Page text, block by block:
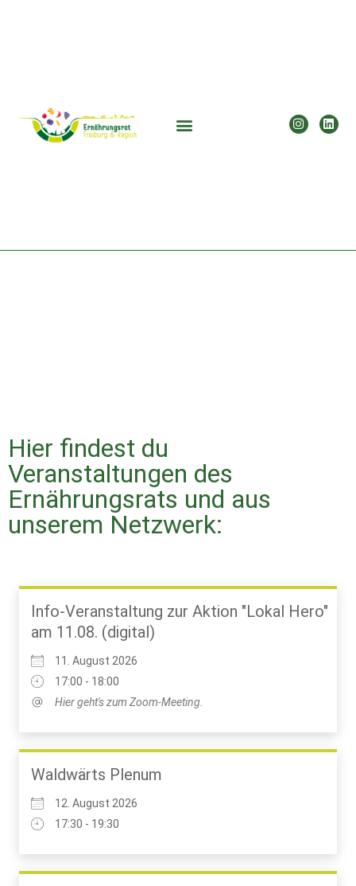
Hier findest du
Veranstaltungen des
Ernährungsrats und aus
unserem Netzwerk:
Info-Veranstaltung zur Aktion "Lokal Hero"
am 11.08. (digital)
11. August 2026
17:00 - 18:00
Hier geht's zum Zoom-Meeting.
Waldwärts Plenum
12. August 2026
17:30 - 19:30